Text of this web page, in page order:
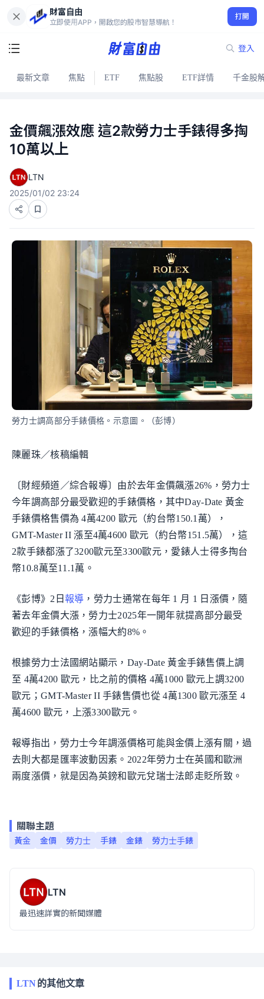
財富自由
立即使用APP，開啟您的股市智慧導航！
打開
登入
最新文章 焦點 ETF 焦點股 ETF詳情 千金股
金價飆漲效應 這2款勞力士手錶得多掏
10萬以上
LTN
2025/01/02 23:24
勞力士調高部分手錶價格。示意圖。（彭博）
陳麗珠／核稿編輯
〔財經頻道／綜合報導〕由於去年金價飆漲26%，勞力士
今年調高部分最受歡迎的手錶價格，其中Day-Date 黃金
手錶價格售價為 4萬4200 歐元（約台幣150.1萬），
GMT-Master II 漲至4萬4600 歐元（約台幣151.5萬），這
2款手錶都漲了3200歐元至3300歐元，愛錶人士得多掏台
幣10.8萬至11.1萬。
《彭博》2日 報導 ，勞力士通常在每年 1 月 1 日漲價，隨
著去年金價大漲，勞力士2025年一開年就提高部分最受
歡迎的手錶價格，漲幅大約8%。
根據勞力士法國網站顯示，Day-Date 黃金手錶售價上調
至 4萬4200 歐元，比之前的價格 4萬1000 歐元上調3200
歐元；GMT-Master II 手錶售價也從 4萬1300 歐元漲至 4
萬4600 歐元，上漲3300歐元。
報導指出，勞力士今年調漲價格可能與金價上漲有關，過
去則大都是匯率波動因素。2022年勞力士在英國和歐洲
兩度漲價，就是因為英鎊和歐元兌瑞士法郎走貶所致。
關聯主題
黃金 金價 勞力士 手錶 金錶 勞力士手錶
LTN
最迅速詳實的新聞媒體
LTN的其他文章